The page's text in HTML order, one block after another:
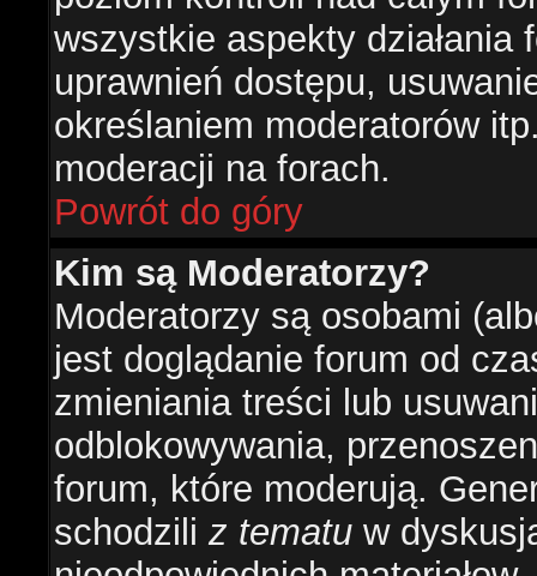
wszystkie aspekty działania
uprawnień dostępu,
określaniem moderatorów
moderacji na forach.
Powrót do góry
Kim są Moderatorzy?
Moderatorzy są osobami
jest doglądanie forum od
zmieniania treści lub
odblokowywania,
forum, które moderują.
schodzili z tematu w